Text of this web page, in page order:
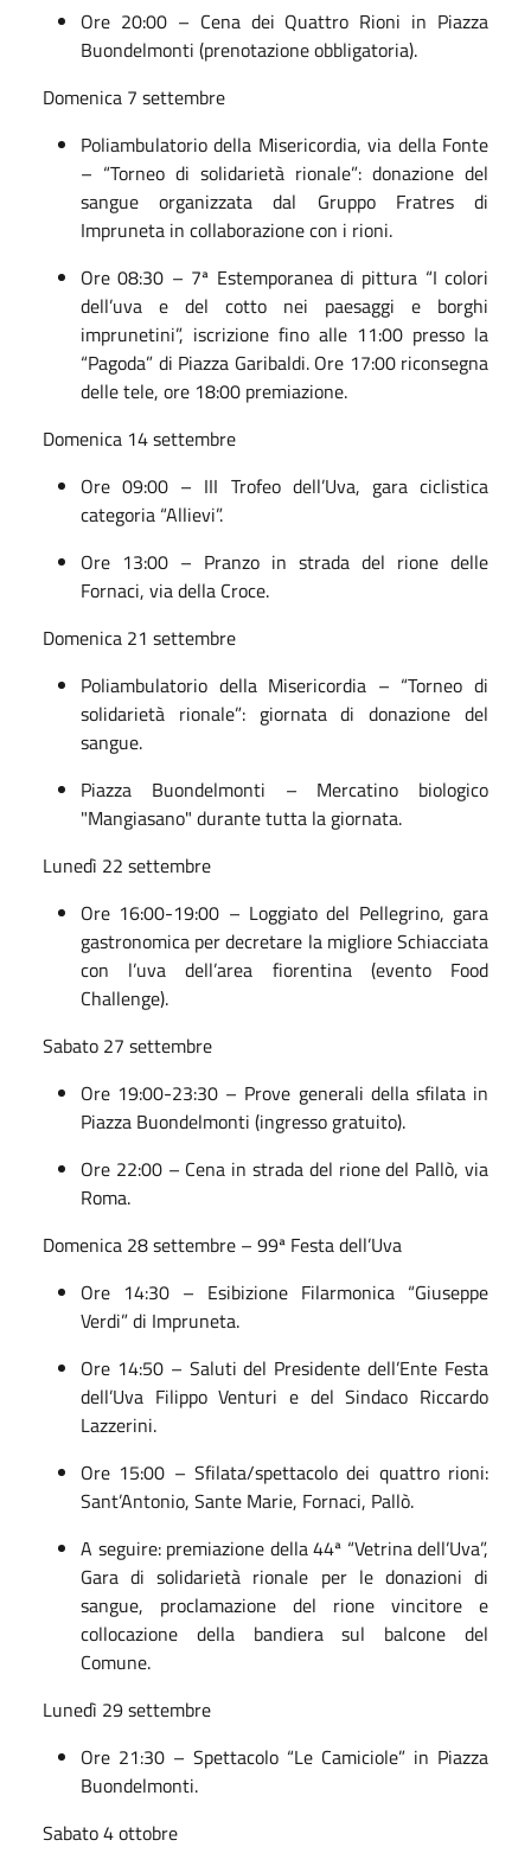
Ore 20:00 – Cena dei Quattro Rioni in Piazza
Buondelmonti (prenotazione obbligatoria).
Domenica 7 settembre
Poliambulatorio della Misericordia, via della Fonte
– “Torneo di solidarietà rionale”: donazione del
sangue organizzata dal Gruppo Fratres di
Impruneta in collaborazione con i rioni.
Ore 08:30 – 7ª Estemporanea di pittura “I colori
dell’uva e del cotto nei paesaggi e borghi
imprunetini”, iscrizione fino alle 11:00 presso la
“Pagoda” di Piazza Garibaldi. Ore 17:00 riconsegna
delle tele, ore 18:00 premiazione.
Domenica 14 settembre
Ore 09:00 – III Trofeo dell’Uva, gara ciclistica
categoria “Allievi”.
Ore 13:00 – Pranzo in strada del rione delle
Fornaci, via della Croce.
Domenica 21 settembre
Poliambulatorio della Misericordia – “Torneo di
solidarietà rionale”: giornata di donazione del
sangue.
Piazza Buondelmonti – Mercatino biologico
"Mangiasano" durante tutta la giornata.
Lunedì 22 settembre
Ore 16:00-19:00 – Loggiato del Pellegrino, gara
gastronomica per decretare la migliore Schiacciata
con l’uva dell’area fiorentina (evento Food
Challenge).
Sabato 27 settembre
Ore 19:00-23:30 – Prove generali della sfilata in
Piazza Buondelmonti (ingresso gratuito).
Ore 22:00 – Cena in strada del rione del Pallò, via
Roma.
Domenica 28 settembre – 99ª Festa dell’Uva
Ore 14:30 – Esibizione Filarmonica “Giuseppe
Verdi” di Impruneta.
Ore 14:50 – Saluti del Presidente dell’Ente Festa
dell’Uva Filippo Venturi e del Sindaco Riccardo
Lazzerini.
Ore 15:00 – Sfilata/spettacolo dei quattro rioni:
Sant’Antonio, Sante Marie, Fornaci, Pallò.
A seguire: premiazione della 44ª “Vetrina dell’Uva”,
Gara di solidarietà rionale per le donazioni di
sangue, proclamazione del rione vincitore e
collocazione della bandiera sul balcone del
Comune.
Lunedì 29 settembre
Ore 21:30 – Spettacolo “Le Camiciole” in Piazza
Buondelmonti.
Sabato 4 ottobre